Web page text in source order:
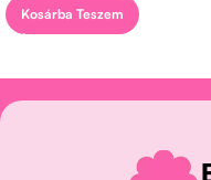
Kosárba Teszem